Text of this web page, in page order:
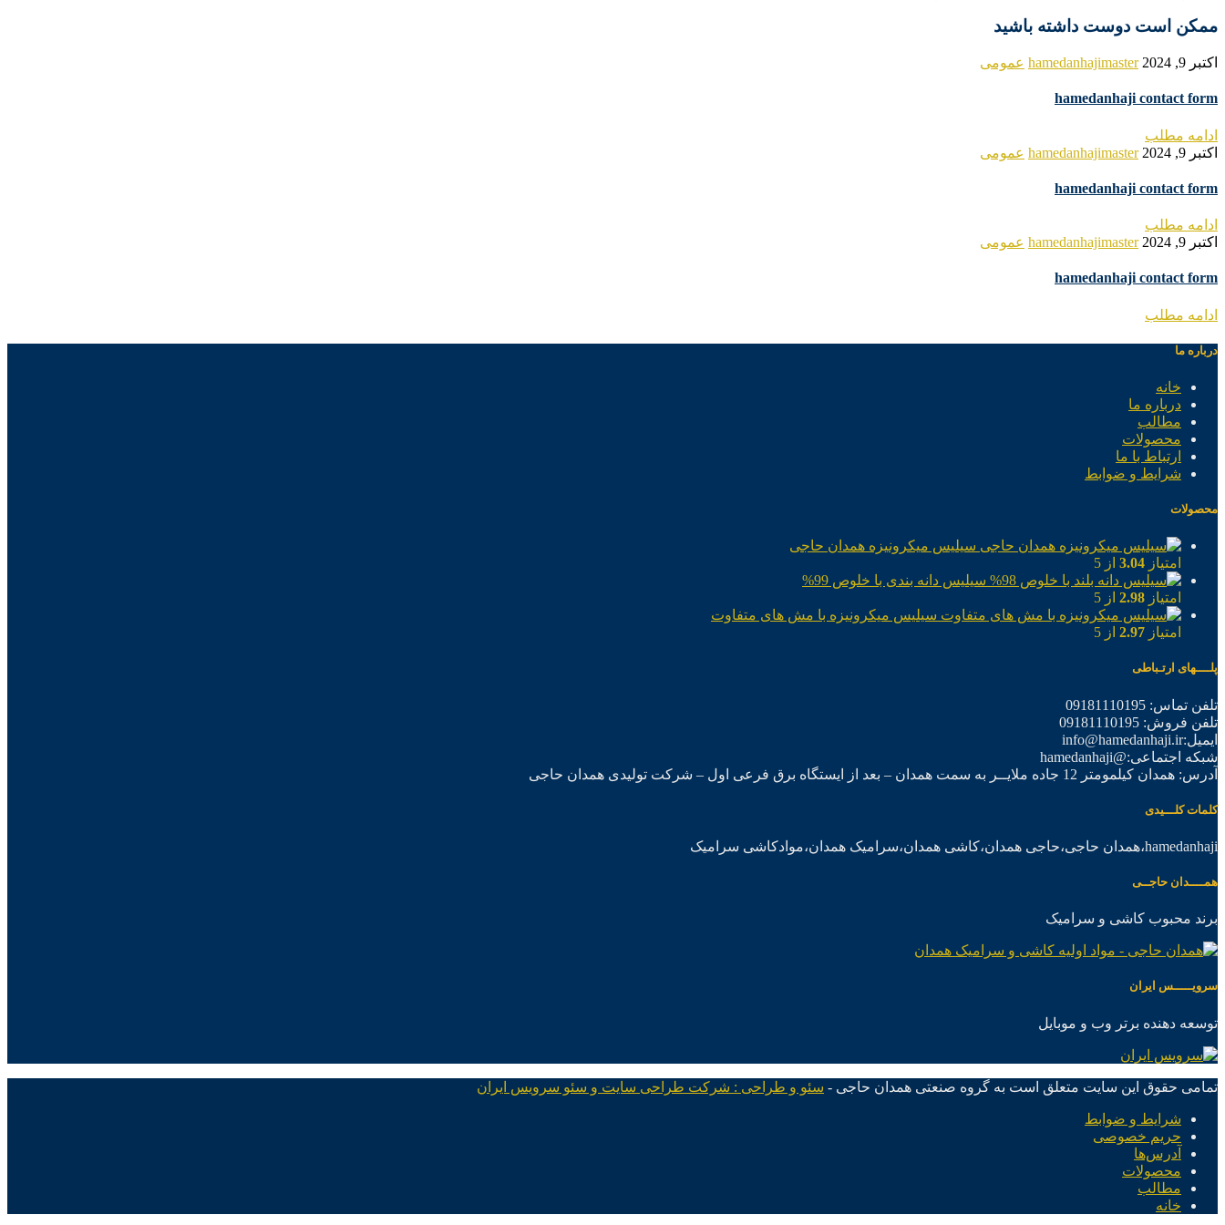
ممکن است دوست داشته باشید
اکتبر 9, 2024 hamedanhajimaster عمومی
hamedanhaji contact form
ادامه مطلب
اکتبر 9, 2024
hamedanhajimaster عمومی
hamedanhaji contact form
ادامه مطلب
اکتبر 9, 2024
hamedanhajimaster عمومی
hamedanhaji contact form
ادامه مطلب
درباره ما
خانه
درباره ما
مطالب
محصولات
ارتباط با ما
شرایط و ضوابط
محصولات
سیلیس میکرونیزه همدان حاجی
امتیاز 3.04 از 5
سیلیس دانه بندی با خلوص 99%
امتیاز 2.98 از 5
سیلیس میکرونیزه با مش های متفاوت
امتیاز 2.97 از 5
پلــــهای ارتـباطی
تلفن تماس: 09181110195
تلفن فروش: 09181110195
ایمیل:info@hamedanhaji.ir
شبکه اجتماعی:@hamedanhaji
آدرس: همدان کیلمومتر 12 جاده ملایــر به سمت همدان – بعد از ایستگاه برق فرعی اول – شرکت تولیدی همدان حاجی
کلمات کلـــیدی
hamedanhaji،همدان حاجی،حاجی همدان،کاشی همدان،سرامیک همدان،موادکاشی سرامیک
همــــدان حاجــی
برند محبوب کاشی و سرامیک
سرویـــــس ایران
توسعه دهنده برتر وب و موبایل
تمامی حقوق این سایت متعلق است به گروه صنعتی همدان حاجی - سئو و طراحی : شرکت طراحی سایت و سئو سرویس ایران
شرایط و ضوابط
حریم خصوصی
آدرس‌ها
محصولات
مطالب
خانه